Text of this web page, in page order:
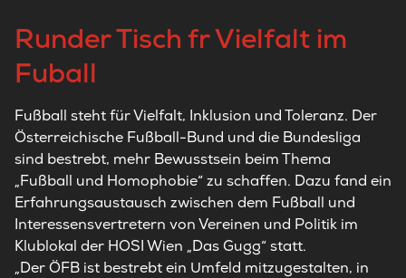
Runder Tisch fr Vielfalt im
Fuball
Fußball steht für Vielfalt, Inklusion und Toleranz. Der
Österreichische Fußball-Bund und die Bundesliga
sind bestrebt, mehr Bewusstsein beim Thema
„Fußball und Homophobie“ zu schaffen. Dazu fand ein
Erfahrungsaustausch zwischen dem Fußball und
Interessensvertretern von Vereinen und Politik im
Klublokal der HOSI Wien „Das Gugg“ statt.
„Der ÖFB ist bestrebt ein Umfeld mitzugestalten, in